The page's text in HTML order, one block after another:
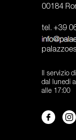
00184
tel. +39
Il servizio
dal lunedi
alle 17:00